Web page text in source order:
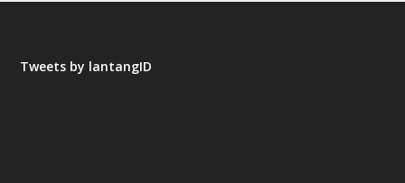
Tweets by lantangID